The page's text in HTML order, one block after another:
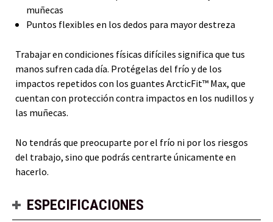
muñecas
Puntos flexibles en los dedos para mayor destreza
Trabajar en condiciones físicas difíciles significa que tus
manos sufren cada día. Protégelas del frío y de los
impactos repetidos con los guantes ArcticFit™ Max, que
cuentan con protección contra impactos en los nudillos y
las muñecas.
No tendrás que preocuparte por el frío ni por los riesgos
del trabajo, sino que podrás centrarte únicamente en
hacerlo.
ESPECIFICACIONES